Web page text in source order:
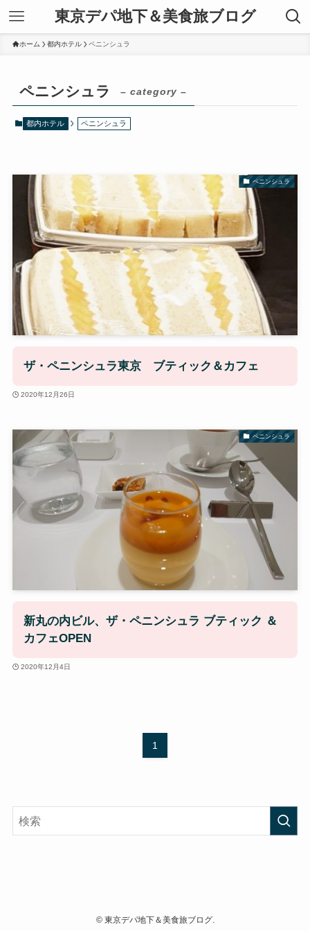
東京デパ地下＆美食旅ブログ
ホーム 都内ホテル ペニンシュラ
ペニンシュラ – category –
都内ホテル ペニンシュラ
ペニンシュラ
ザ・ペニンシュラ東京 ブティック＆カフェ
2020年12月26日
ペニンシュラ
新丸の内ビル、ザ・ペニンシュラ ブティック ＆
カフェOPEN
2020年12月4日
1
©東京デパ地下＆美食旅ブログ.